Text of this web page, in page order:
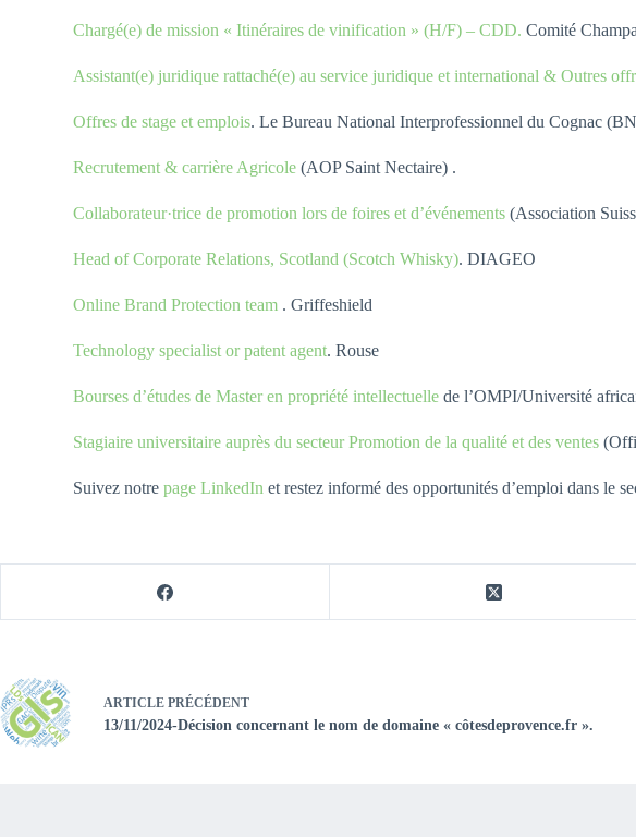
Chargé(e) de mission « Itinéraires de vinification » (H/F) – CDD. Comité
Assistant(e) juridique rattaché(e) au service juridique et international & Outres
Offres de stage et emplois. Le Bureau National Interprofessionnel du Cognac
Recrutement & carrière Agricole (AOP Saint Nectaire) .
Collaborateur·trice de promotion lors de foires et d’événements (Association
Head of Corporate Relations, Scotland (Scotch Whisky). DIAGEO
Online Brand Protection team . Griffeshield
Technology specialist or patent agent. Rouse
Bourses d’études de Master en propriété intellectuelle de l’OMPI/Université
Stagiaire universitaire auprès du secteur Promotion de la qualité et des ventes
Suivez notrepage LinkedIn et restez informé des opportunités d’emploi dans le
ARTICLE PRÉCÉDENT
13/11/2024-Décision concernant le nom de domaine « côtesdeprovence.fr ».